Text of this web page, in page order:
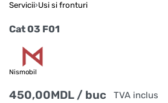
Servicii›Usi si fronturi
Cat 03 F01
Nismobil
450,00MDL / buc
TVA inclus